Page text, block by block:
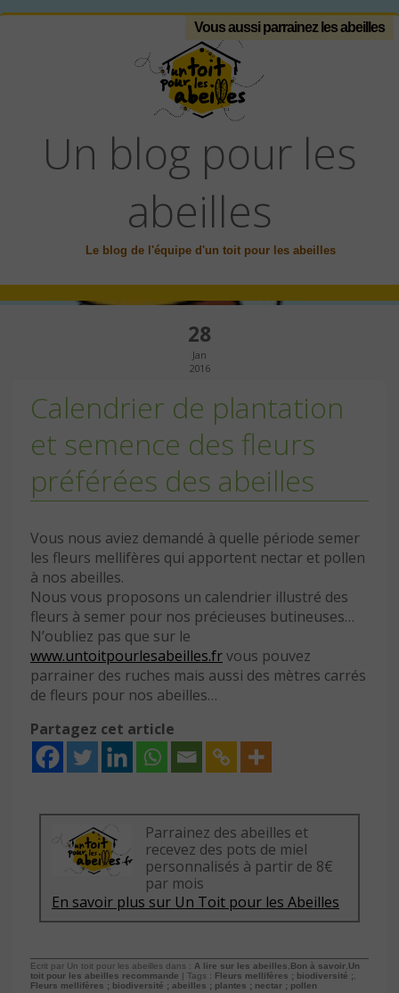
Vous aussi parrainez les abeilles
Un blog pour les
abeilles
Le blog de l'équipe d'un toit pour les abeilles
28
Jan
2016
Calendrier de plantation
et semence des fleurs
préférées des abeilles
Vous nous aviez demandé à quelle période semer
les fleurs mellifères qui apportent nectar et pollen
à nos abeilles.
Nous vous proposons un calendrier illustré des
fleurs à semer pour nos précieuses butineuses…
N’oubliez pas que sur le
www.untoitpourlesabeilles.frvous pouvez
parrainer des ruches mais aussi des mètres carrés
de fleurs pour nos abeilles…
Partagez cet article
Parrainez des abeilles et
recevez des pots de miel
personnalisés à partir de 8€
par mois
En savoir plus sur Un Toit pour les Abeilles
Ecrit par Un toit pour les abeilles dans : A lire sur les abeilles Bon à savoir Un
toit pour les abeilles recommande | Tags : Fleurs mellifères ; biodiversité ;
Fleurs mellifères ; biodiversité ; abeilles ; plantes ; nectar ; pollen